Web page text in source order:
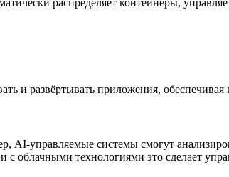
и развёртывать приложения,
управляемые системы смогут
облачными технологиями это сделает